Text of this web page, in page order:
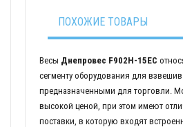
ПОХОЖИЕ ТОВАРЫ
Весы Днепровес F902H-15EC
сегменту оборудования для
предназначенными для торговли.
высокой ценой, при этом имеют
поставки, в которую входят